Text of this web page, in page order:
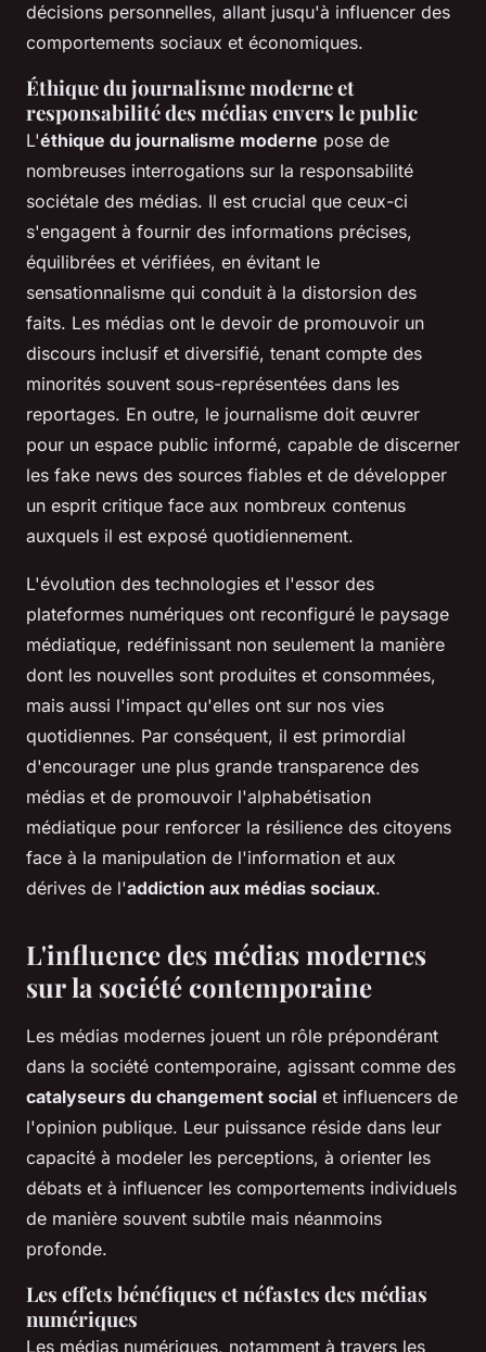
décisions personnelles, allant jusqu'à influencer des
comportements sociaux et économiques.
Éthique du journalisme moderne et
responsabilité des médias envers le public
L'éthique du journalisme moderne pose de
nombreuses interrogations sur la responsabilité
sociétale des médias. Il est crucial que ceux-ci
s'engagent à fournir des informations précises,
équilibrées et vérifiées, en évitant le
sensationnalisme qui conduit à la distorsion des
faits. Les médias ont le devoir de promouvoir un
discours inclusif et diversifié, tenant compte des
minorités souvent sous-représentées dans les
reportages. En outre, le journalisme doit œuvrer
pour un espace public informé, capable de discerner
les fake news des sources fiables et de développer
un esprit critique face aux nombreux contenus
auxquels il est exposé quotidiennement.
L'évolution des technologies et l'essor des
plateformes numériques ont reconfiguré le paysage
médiatique, redéfinissant non seulement la manière
dont les nouvelles sont produites et consommées,
mais aussi l'impact qu'elles ont sur nos vies
quotidiennes. Par conséquent, il est primordial
d'encourager une plus grande transparence des
médias et de promouvoir l'alphabétisation
médiatique pour renforcer la résilience des citoyens
face à la manipulation de l'information et aux
dérives de l'addiction aux médias sociaux.
L'influence des médias modernes
sur la société contemporaine
Les médias modernes jouent un rôle prépondérant
dans la société contemporaine, agissant comme des
catalyseurs du changement social et influencers de
l'opinion publique. Leur puissance réside dans leur
capacité à modeler les perceptions, à orienter les
débats et à influencer les comportements individuels
de manière souvent subtile mais néanmoins
profonde.
Les effets bénéfiques et néfastes des médias
numériques
Les médias numériques, notamment à travers les